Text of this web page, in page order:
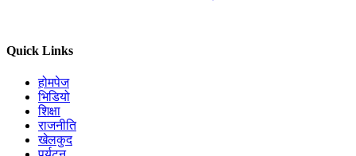
Quick Links
होमपेज
भिडियो
शिक्षा
राजनीति
खेलकुद